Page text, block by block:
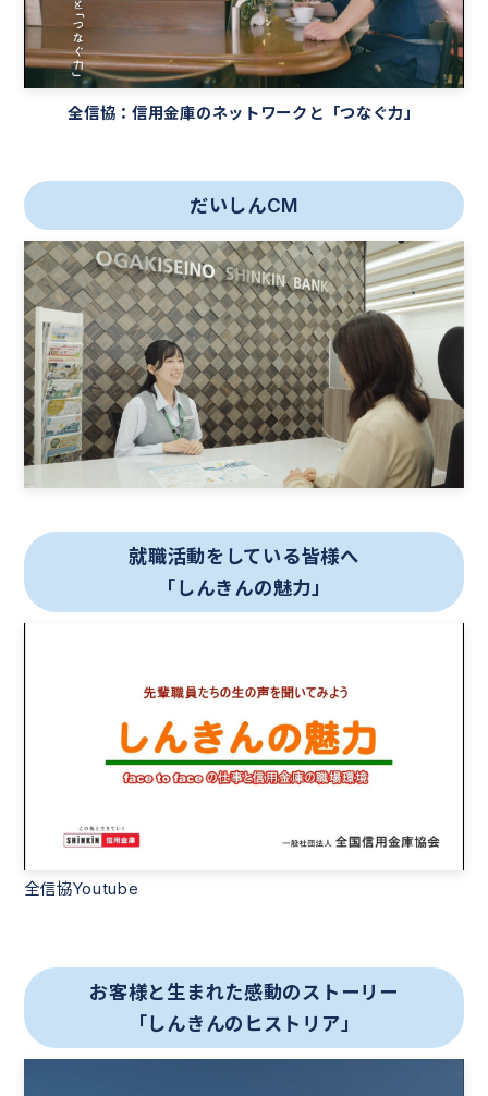
全信協：信用金庫のネットワークと「つなぐ力」
だいしんCM
就職活動をしている皆様へ
「しんきんの魅力」
全信協Youtube
お客様と生まれた感動のストーリー
「しんきんのヒストリア」